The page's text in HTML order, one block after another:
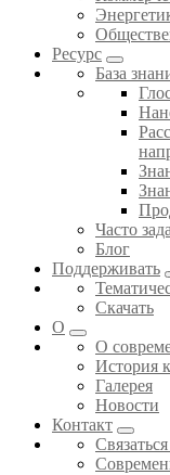
Ресурс
База
Часто
Блог
Поддерживать
Скачать
О
О
История
Галерея
Новости
Контакт